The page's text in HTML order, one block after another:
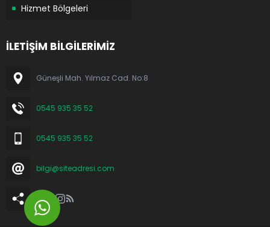
Hizmet Bölgeleri
İLETİŞİM BİLGİLERİMİZ
Güneşli Mah. Yılmaz Cad. No:8
0545 935 35 52
0545 935 35 52
bilgi@siteadresi.com